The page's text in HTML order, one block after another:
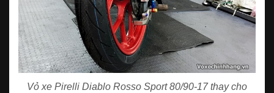
Vỏ xe Pirelli Diablo Rosso Sport 80/90-17 thay cho